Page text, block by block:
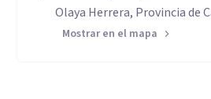
Olaya Herrera, Provincia de
Mostrar en el mapa